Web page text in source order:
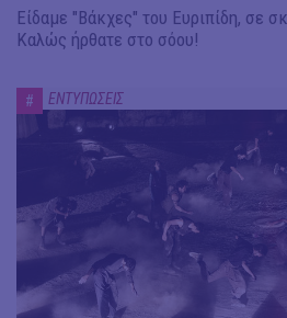
Είδαμε "Βάκχες" του Ευριπίδη, σε
Καλώς ήρθατε στο σόου!
# ΕΝΤΥΠΩΣΕΙΣ